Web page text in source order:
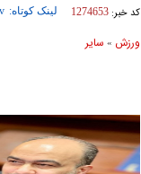
کد خبر: 1274653 لینک کوتاه:
ورزش » ساير